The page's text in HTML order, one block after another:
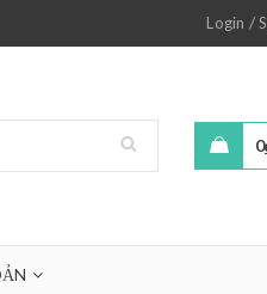
Login /
0